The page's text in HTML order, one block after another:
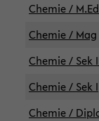
Chemie /
Chemie / Mag
Chemie / Sek
Chemie / Sek I
Chemie /